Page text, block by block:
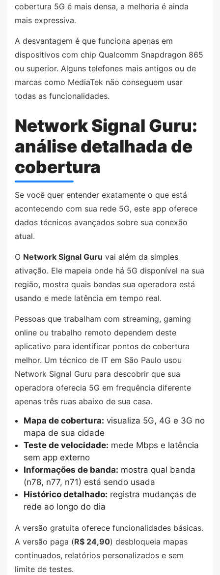
cobertura 5G é mais densa, a melhoria é ainda
mais expressiva.
A desvantagem é que funciona apenas em
dispositivos com chip Qualcomm Snapdragon 865
ou superior. Alguns telefones mais antigos ou de
marcas como MediaTek não conseguem usar
todas as funcionalidades.
Network Signal Guru:
análise detalhada de
cobertura
Se você quer entender exatamente o que está
acontecendo com sua rede 5G, este app oferece
dados técnicos avançados sobre sua conexão
atual.
O Network Signal Guru vai além da simples
ativação. Ele mapeia onde há 5G disponível na sua
região, mostra quais bandas sua operadora está
usando e mede latência em tempo real.
Pessoas que trabalham com streaming, gaming
online ou trabalho remoto dependem deste
aplicativo para identificar pontos de cobertura
melhor. Um técnico de IT em São Paulo usou
Network Signal Guru para descobrir que sua
operadora oferecia 5G em frequência diferente
apenas três ruas abaixo de sua casa.
Mapa de cobertura: visualiza 5G, 4G e 3G no
mapa de sua cidade
Teste de velocidade: mede Mbps e latência
sem app externo
Informações de banda: mostra qual banda
(n78, n77, n71) está sendo usada
Histórico detalhado: registra mudanças de
rede ao longo do dia
A versão gratuita oferece funcionalidades básicas.
A versão paga (R$ 24,90) desbloqueia mapas
continuados, relatórios personalizados e sem
limite de testes.